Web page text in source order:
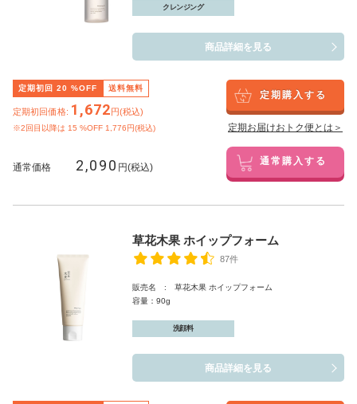
クレンジング
商品詳細を見る
定期初回 20 %OFF 送料無料
定期初回価格: 1,672円(税込)
※2回目以降は 15 %OFF 1,776円(税込)
定期購入する
定期お届けおトク便とは＞
通常価格 2,090 円(税込) 通常購入する
草花木果 ホイップフォーム
87件
販売名 : 草花木果 ホイップフォーム
容量：90g
洗顔料
商品詳細を見る